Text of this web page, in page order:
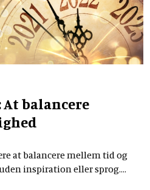
balancere
at balancere mellem tid og
inspiration eller sprog.